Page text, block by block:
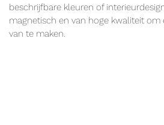
beschrijfbare kleuren of
magnetisch en van hoge kwaliteit om
van te maken.